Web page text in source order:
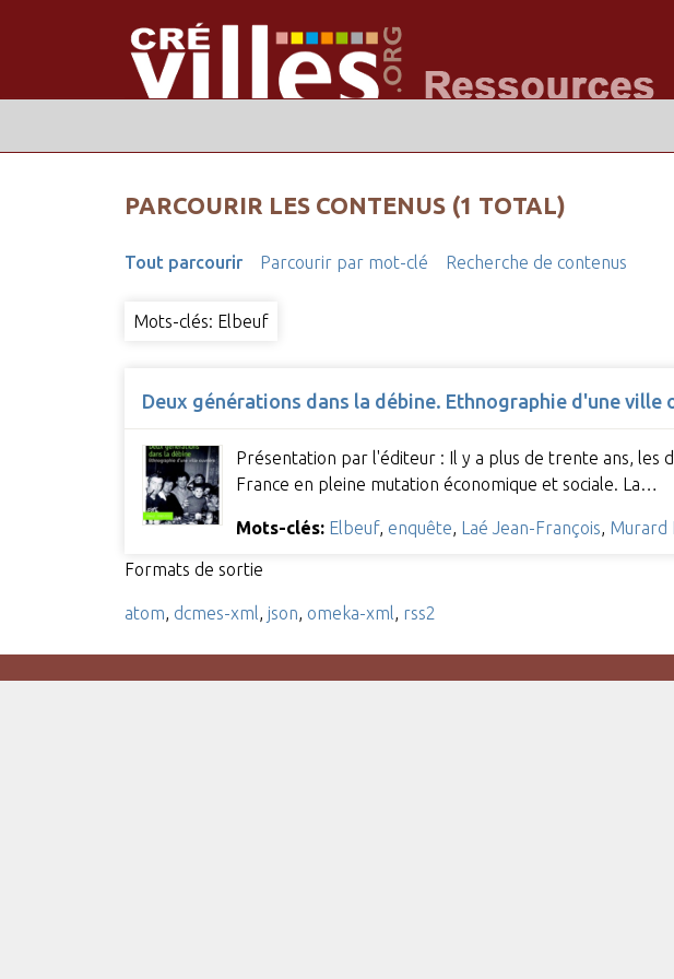
PARCOURIR LES CONTENUS (1 TOTAL)
Tout parcourir Parcourir par mot-clé Recherche de contenus
Mots-clés: Elbeuf
Deux générations dans la débine. Ethnographie d'une ville
Présentation par l'éditeur : Il y a plus de trente ans, les
France en pleine mutation économique et sociale. La…
Mots-clés: Elbeuf, enquête Laé Jean-François Murard
Formats de sortie
atom dcmes-xml json omeka-xml rss2